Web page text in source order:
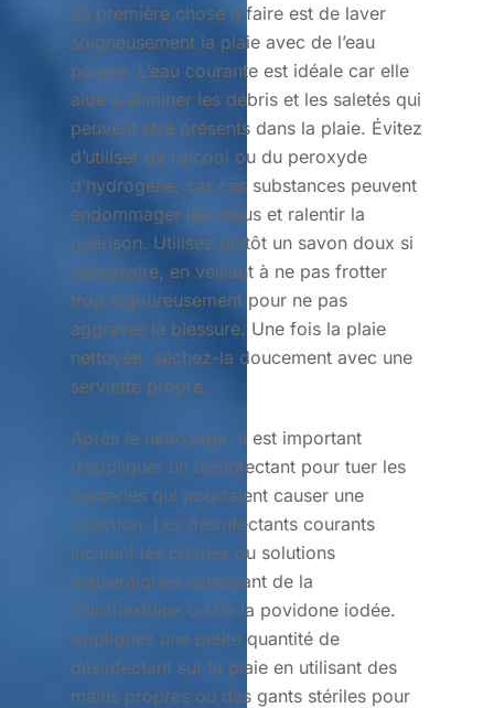
La première chose à faire est de laver
soigneusement la plaie avec de l’eau
propre. L’eau courante est idéale car elle
aide à éliminer les débris et les saletés qui
peuvent être présents dans la plaie. Évitez
d’utiliser de l’alcool ou du peroxyde
d’hydrogène, car ces substances peuvent
endommager les tissus et ralentir la
guérison. Utilisez plutôt un savon doux si
nécessaire, en veillant à ne pas frotter
trop vigoureusement pour ne pas
aggraver la blessure. Une fois la plaie
nettoyée, séchez-la doucement avec une
serviette propre.
Après le nettoyage, il est important
d’appliquer un désinfectant pour tuer les
bactéries qui pourraient causer une
infection. Les désinfectants courants
incluent les crèmes ou solutions
antiseptiques contenant de la
chlorhexidine ou de la povidone iodée.
Appliquez une petite quantité de
désinfectant sur la plaie en utilisant des
mains propres ou des gants stériles pour